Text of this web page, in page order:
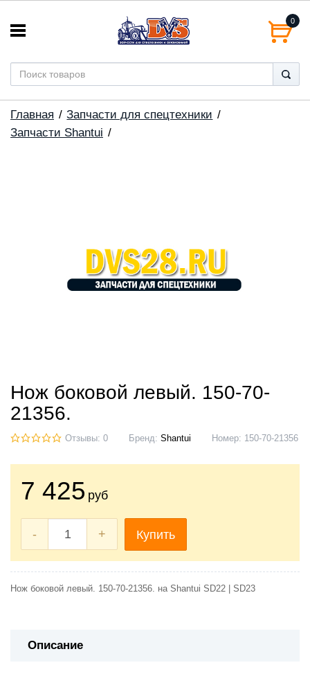
0
Главная
Запчасти для спецтехники
Запчасти Shantui
Нож боковой левый. 150-70-
21356.
Отзывы: 0 Бренд: Shantui Номер: 150-70-21356
7 425 руб
- + Купить
Нож боковой левый. 150-70-21356. на Shantui SD22 | SD23
Описание